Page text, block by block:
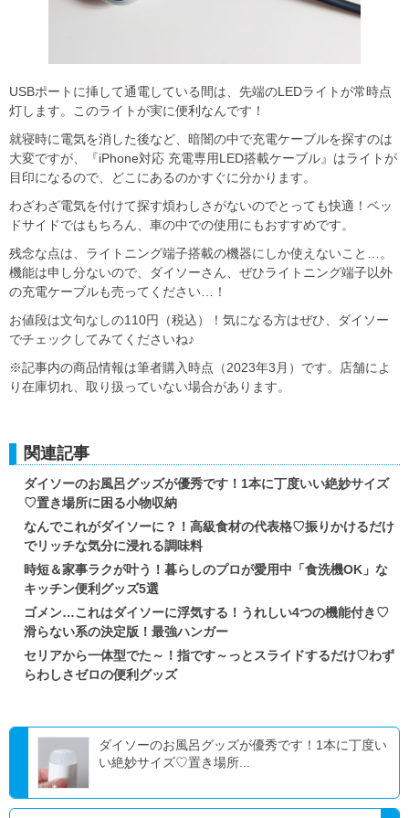
USBポートに挿して通電している間は、先端のLEDライトが常時点
灯します。このライトが実に便利なんです！
就寝時に電気を消した後など、暗闇の中で充電ケーブルを探すのは
大変ですが、『iPhone対応 充電専用LED搭載ケーブル』はライトが
目印になるので、どこにあるのかすぐに分かります。
わざわざ電気を付けて探す煩わしさがないのでとっても快適！ベッ
ドサイドではもちろん、車の中での使用にもおすすめです。
残念な点は、ライトニング端子搭載の機器にしか使えないこと…。
機能は申し分ないので、ダイソーさん、ぜひライトニング端子以外
の充電ケーブルも売ってください…！
お値段は文句なしの110円（税込）！気になる方はぜひ、ダイソー
でチェックしてみてくださいね♪
※記事内の商品情報は筆者購入時点（2023年3月）です。店舗によ
り在庫切れ、取り扱っていない場合があります。
関連記事
ダイソーのお風呂グッズが優秀です！1本に丁度いい絶妙サイズ
♡置き場所に困る小物収納
なんでこれがダイソーに？！高級食材の代表格♡振りかけるだけ
でリッチな気分に浸れる調味料
時短＆家事ラクが叶う！暮らしのプロが愛用中「食洗機OK」な
キッチン便利グッズ5選
ゴメン…これはダイソーに浮気する！うれしい4つの機能付き♡
滑らない系の決定版！最強ハンガー
セリアから一体型でた～！指です～っとスライドするだけ♡わず
らわしさゼロの便利グッズ
ダイソーのお風呂グッズが優秀です！1本に丁度い
い絶妙サイズ♡置き場所...